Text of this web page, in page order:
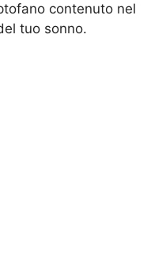
contenuto nel
tuo sonno.